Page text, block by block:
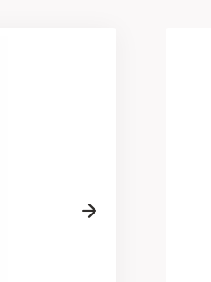
Next